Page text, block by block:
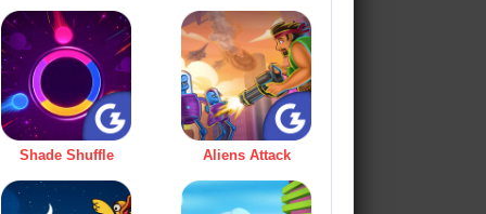
Shade Shuffle Aliens Attack